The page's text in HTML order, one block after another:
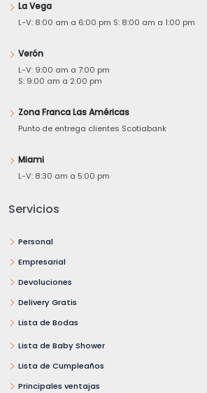
La Vega
L-V: 8:00 am a 6:00 pm S: 8:00 am a 1:00 pm
Verón
L-V: 9:00 am a 7:00 pm
S: 9:00 am a 2:00 pm
Zona Franca Las Américas
Punto de entrega clientes Scotiabank
Miami
L-V: 8:30 am a 5:00 pm
Servicios
Personal
Empresarial
Devoluciones
Delivery Gratis
Lista de Bodas
Lista de Baby Shower
Lista de Cumpleaños
Principales ventajas